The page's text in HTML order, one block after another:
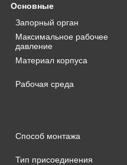
Основные
Запорный орган
Максимальное рабочее
давление
Материал корпуса
Рабочая среда
Способ монтажа
Тип присоединения